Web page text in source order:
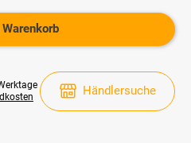
Händlersuche